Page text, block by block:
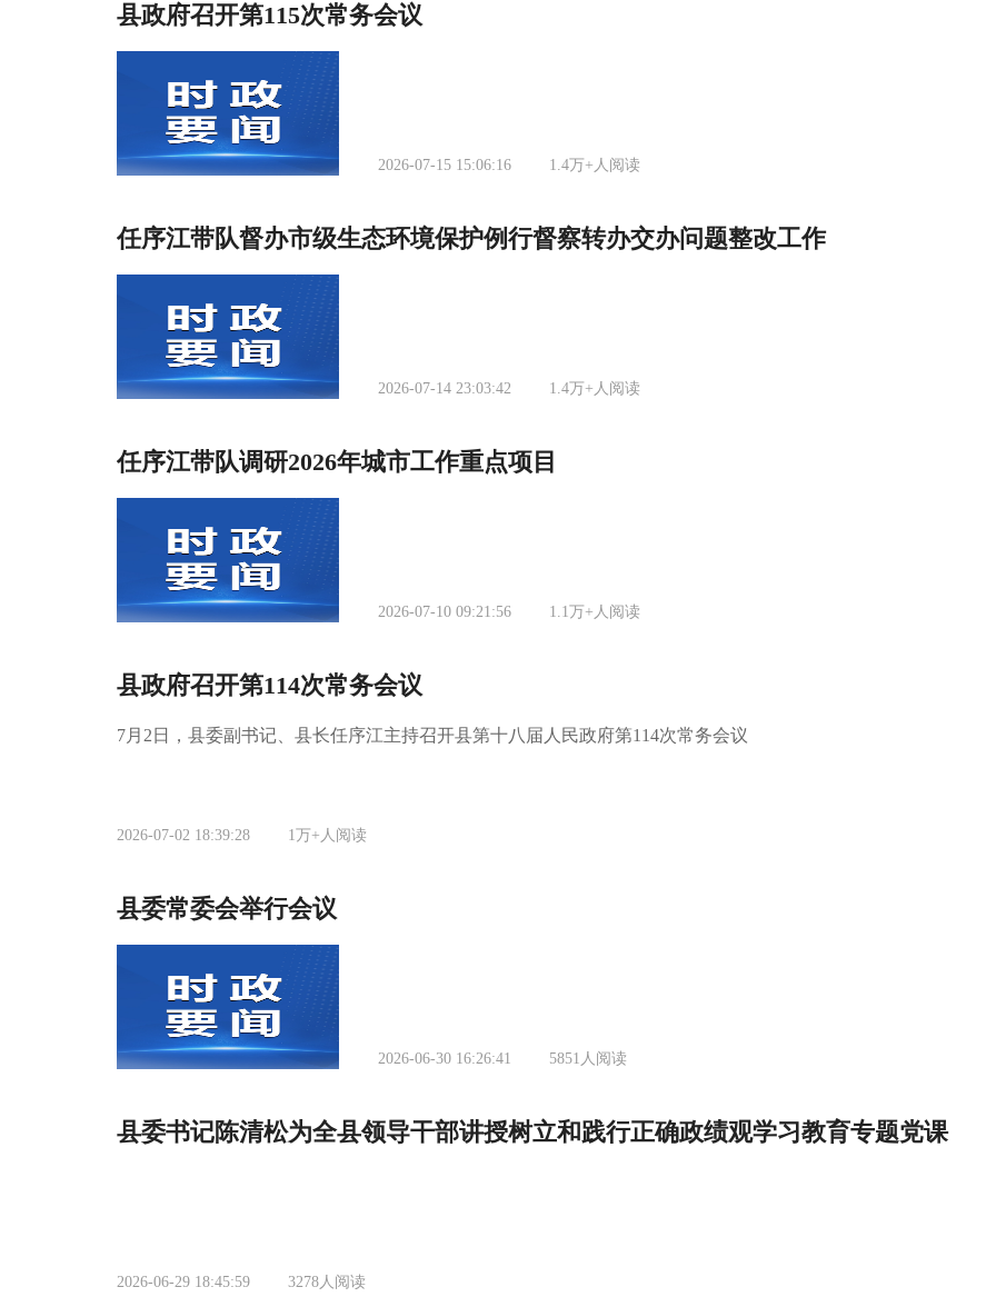
县政府召开第115次常务会议
2026-07-15 15:06:16 1.4万+ 人阅读
任序江带队督办市级生态环境保护例行督察转办交办问题整改工作
2026-07-14 23:03:42 1.4万+ 人阅读
任序江带队调研2026年城市工作重点项目
2026-07-10 09:21:56 1.1万+ 人阅读
县政府召开第114次常务会议
7月2日，县委副书记、县长任序江主持召开县第十八届人民政府第114次常务会议
2026-07-02 18:39:28 1万+ 人阅读
县委常委会举行会议
2026-06-30 16:26:41 5851 人阅读
县委书记陈清松为全县领导干部讲授树立和践行正确政绩观学习教育专题党课
2026-06-29 18:45:59 3278人阅读